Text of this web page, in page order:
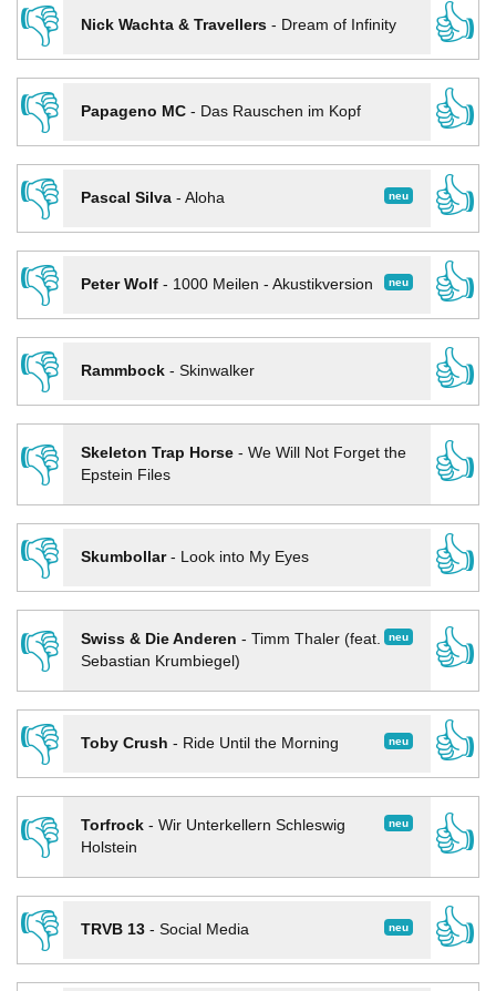
👎
Nick Wachta & Travellers- Dream of Infinity
👍
👎
Papageno MC- Das Rauschen im Kopf
👍
👎
neu
Pascal Silva- Aloha
👍
👎
neu
Peter Wolf- 1000 Meilen - Akustikversion
👍
👎
Rammbock- Skinwalker
👍
👎
Skeleton Trap Horse- We Will Not Forget the
Epstein Files
👍
👎
Skumbollar- Look into My Eyes
👍
👎
neu
Swiss & Die Anderen - Timm Thaler (feat.
Sebastian Krumbiegel)
👍
👎
neu
Toby Crush - Ride Until the Morning
👍
👎
neu
Torfrock- Wir Unterkellern Schleswig
Holstein
👍
👎
neu
TRVB 13- Social Media
👍